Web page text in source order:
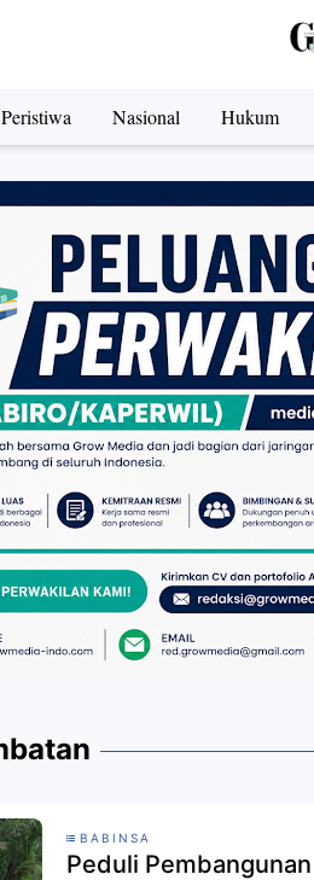
Peristiwa Nasional Hukum
BABINSA
Peduli